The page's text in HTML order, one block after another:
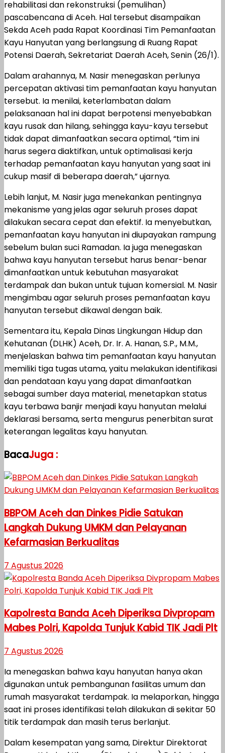
rehabilitasi dan rekonstruksi (pemulihan)
pascabencana di Aceh. Hal tersebut disampaikan
Sekda Aceh pada Rapat Koordinasi Tim Pemanfaatan
Kayu Hanyutan yang berlangsung di Ruang Rapat
Potensi Daerah, Sekretariat Daerah Aceh, Senin (26/1).
Dalam arahannya, M. Nasir menegaskan perlunya
percepatan aktivasi tim pemanfaatan kayu hanyutan
tersebut. Ia menilai, keterlambatan dalam
pelaksanaan hal ini dapat berpotensi menyebabkan
kayu rusak dan hilang, sehingga kayu-kayu tersebut
tidak dapat dimanfaatkan secara optimal, “tim ini
harus segera diaktifkan, untuk optimalisasi kerja
terhadap pemanfaatan kayu hanyutan yang saat ini
cukup masif di beberapa daerah,” ujarnya.
Lebih lanjut, M. Nasir juga menekankan pentingnya
mekanisme yang jelas agar seluruh proses dapat
dilakukan secara cepat dan efektif. Ia menyebutkan,
pemanfaatan kayu hanyutan ini diupayakan rampung
sebelum bulan suci Ramadan. Ia juga menegaskan
bahwa kayu hanyutan tersebut harus benar-benar
dimanfaatkan untuk kebutuhan masyarakat
terdampak dan bukan untuk tujuan komersial. M. Nasir
mengimbau agar seluruh proses pemanfaatan kayu
hanyutan tersebut dikawal dengan baik.
Sementara itu, Kepala Dinas Lingkungan Hidup dan
Kehutanan (DLHK) Aceh, Dr. Ir. A. Hanan, S.P., M.M.,
menjelaskan bahwa tim pemanfaatan kayu hanyutan
memiliki tiga tugas utama, yaitu melakukan identifikasi
dan pendataan kayu yang dapat dimanfaatkan
sebagai sumber daya material, menetapkan status
kayu terbawa banjir menjadi kayu hanyutan melalui
deklarasi bersama, serta mengurus penerbitan surat
keterangan legalitas kayu hanyutan.
BacaJuga :
BBPOM Aceh dan Dinkes Pidie Satukan
Langkah Dukung UMKM dan Pelayanan
Kefarmasian Berkualitas
7 Agustus 2026
Kapolresta Banda Aceh Diperiksa Divpropam
Mabes Polri, Kapolda Tunjuk Kabid TIK Jadi Plt
7 Agustus 2026
Ia menegaskan bahwa kayu hanyutan hanya akan
digunakan untuk pembangunan fasilitas umum dan
rumah masyarakat terdampak. Ia melaporkan, hingga
saat ini proses identifikasi telah dilakukan di sekitar 50
titik terdampak dan masih terus berlanjut.
Dalam kesempatan yang sama, Direktur Direktorat